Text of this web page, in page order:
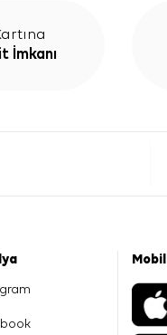
İmkanı